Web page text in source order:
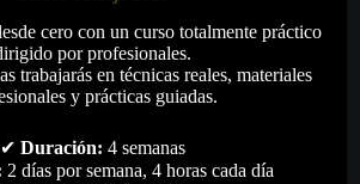
cero con un curso totalmente práctico
por profesionales.
trabajarás en técnicas reales, materiales
y prácticas guiadas.
✔ Duración: 4 semanas
2 días por semana, 4 horas cada día